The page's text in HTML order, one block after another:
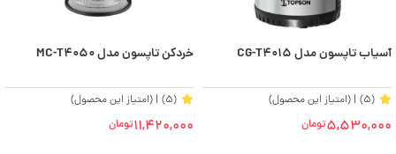
آسیاب تاپسون مدل CG-T4015
(5) | (امتیاز این محصول)
5,530,000تومان
خردکن تاپسون مدل MC-T4050
(5) | (امتیاز این محصول)
11,420,000تومان